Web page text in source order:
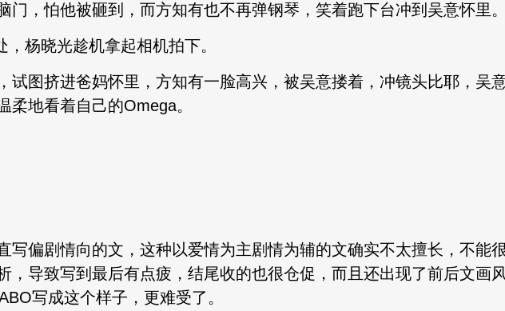
门，怕他被砸到，而方知有也不再弹钢琴，笑着跑下台冲到吴意怀里。
杨晓光趁机拿起相机拍下。
试图挤进爸妈怀里，方知有一脸高兴，被吴意搂着，冲镜头比耶，吴
柔地看着自己的Omega。
写偏剧情向的文，这种以爱情为主剧情为辅的文确实不太擅长，不能
，导致写到最后有点疲，结尾收的也很仓促，而且还出现了前后文画
写成这个样子，更难受了。